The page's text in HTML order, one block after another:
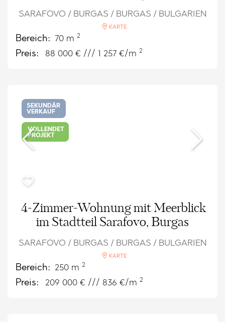
SARAFOVO / BURGAS / BURGAS / BULGARIEN
KARTE
Bereich: 70 m 2
Preis: 88 000 € /// 1 257 €/m 2
SEKUNDÄR
VERKAUF
VOLLENDET
PROJEKT
4-Zimmer-Wohnung mit Meerblick
im Stadtteil Sarafovo, Burgas
SARAFOVO / BURGAS / BURGAS / BULGARIEN
KARTE
Bereich: 250 m 2
Preis: 209 000 € /// 836 €/m 2